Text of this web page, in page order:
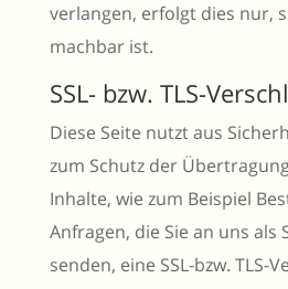
verlangen, erfolgt dies nur,
machbar ist.
SSL- bzw. TLS-
Diese Seite nutzt aus
zum Schutz der
Inhalte, wie zum Beispiel
Anfragen, die Sie an uns als
senden, eine SSL-bzw. TLS-